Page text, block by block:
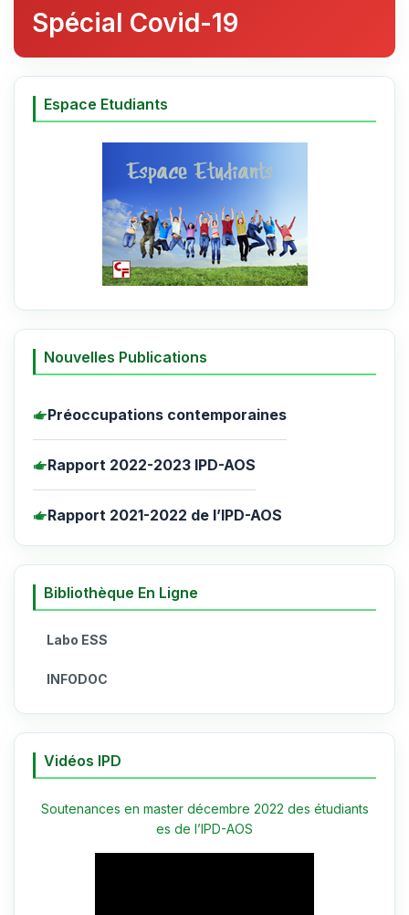
Spécial Covid-19
Espace Etudiants
Nouvelles Publications
Préoccupations contemporaines
Rapport 2022-2023 IPD-AOS
Rapport 2021-2022 de l’IPD-AOS
Bibliothèque En Ligne
Labo ESS
INFODOC
Vidéos IPD
Soutenances en master décembre 2022 des étudiants
es de l’IPD-AOS